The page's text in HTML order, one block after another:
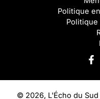
Politique
© 2026, L'Écho du Sud